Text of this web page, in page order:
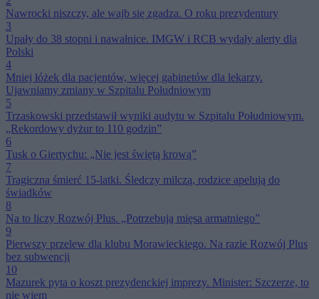
Nawrocki niszczy, ale wajb się zgadza. O roku prezydentury
3
Upały do 38 stopni i nawałnice. IMGW i RCB wydały alerty dla
Polski
4
Mniej łóżek dla pacjentów, więcej gabinetów dla lekarzy.
Ujawniamy zmiany w Szpitalu Południowym
5
Trzaskowski przedstawił wyniki audytu w Szpitalu Południowym.
„Rekordowy dyżur to 110 godzin”
6
Tusk o Giertychu: „Nie jest świętą krową”
7
Tragiczna śmierć 15-latki. Śledczy milczą, rodzice apelują do
świadków
8
Na to liczy Rozwój Plus. „Potrzebują mięsa armatniego”
9
Pierwszy przelew dla klubu Morawieckiego. Na razie Rozwój Plus
bez subwencji
10
Mazurek pyta o koszt prezydenckiej imprezy. Minister: Szczerze, to
nie wiem